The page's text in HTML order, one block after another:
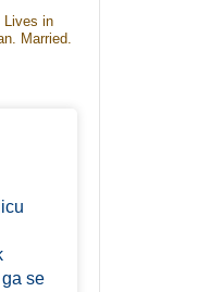
Lives in
Married.
se